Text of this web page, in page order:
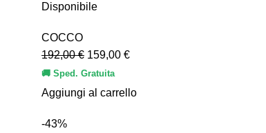
Disponibile
COCCO
192,00€ 159,00 €
🚚 Sped. Gratuita
Aggiungi al carrello
-43%